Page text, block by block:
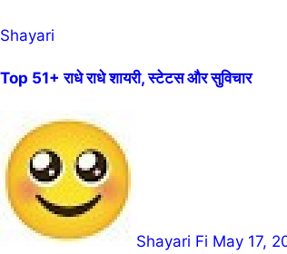
Shayari
Top 51+ राधे राधे शायरी, स्टेटस और सुविचार
Shayari Fi May 17,